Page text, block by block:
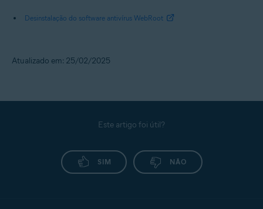
Desinstalação do software antivírus WebRoot
Atualizado em: 25/02/2025
Este artigo foi útil?
SIM NÃO